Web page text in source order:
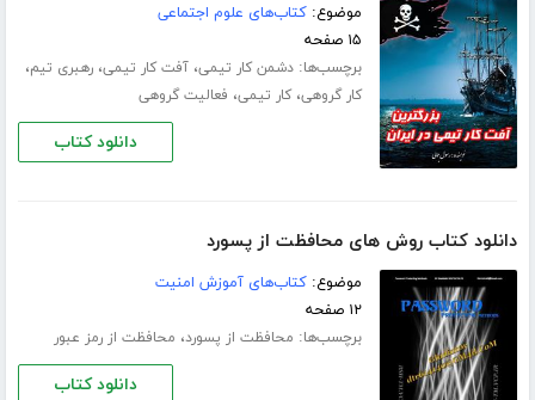
موضوع:کتاب‌های علوم اجتماعی
۱۵ صفحه
برچسب‌ها:دشمن کار تیمی،آفت کار تیمی،رهبری تیم،
کار گروهی،کار تیمی، فعالیت گروهی
دانلود کتاب
دانلود کتاب روش های محافظت از پسورد
موضوع:کتاب‌های آموزش امنیت
۱۲ صفحه
برچسب‌ها: محافظت از پسورد، محافظت از رمز عبور
دانلود کتاب